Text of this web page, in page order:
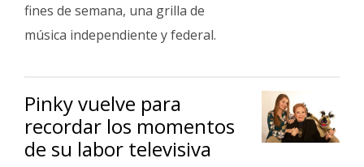
fines de semana, una grilla de
música independiente y federal.
Pinky vuelve para
recordar los momentos
de su labor televisiva